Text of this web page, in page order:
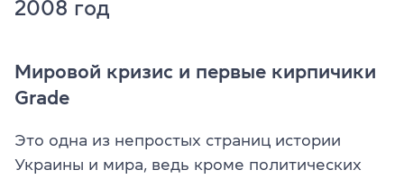
2008 год
Мировой кризис и первые кирпичики
Grade
Это одна из непростых страниц истории
Украины и мира, ведь кроме политических